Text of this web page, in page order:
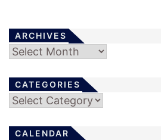
ARCHIVES
Archives
CATEGORIES
Categories
CALENDAR